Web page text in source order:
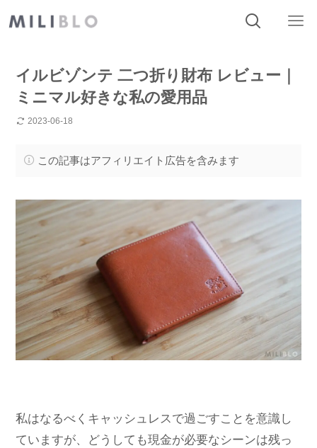
イルビゾンテ 二つ折り財布 レビュー｜
ミニマル好きな私の愛用品
2023-06-18
この記事はアフィリエイト広告を含みます
私はなるべくキャッシュレスで過ごすことを意識し
ていますが、どうしても現金が必要なシーンは残っ